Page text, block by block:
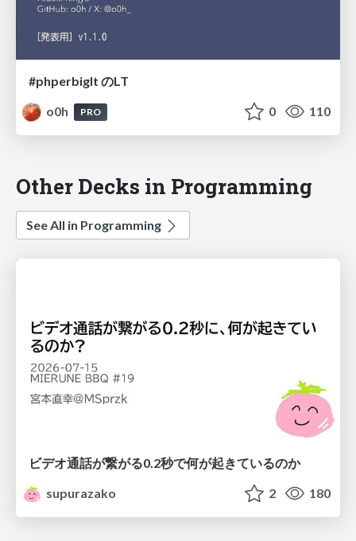
#phperbiglt のLT
o0h
PRO 0 110
Other Decks in Programming
See All in Programming
ビデオ通話が繋がる0.2秒で何が起きているのか
supurazako
2 180